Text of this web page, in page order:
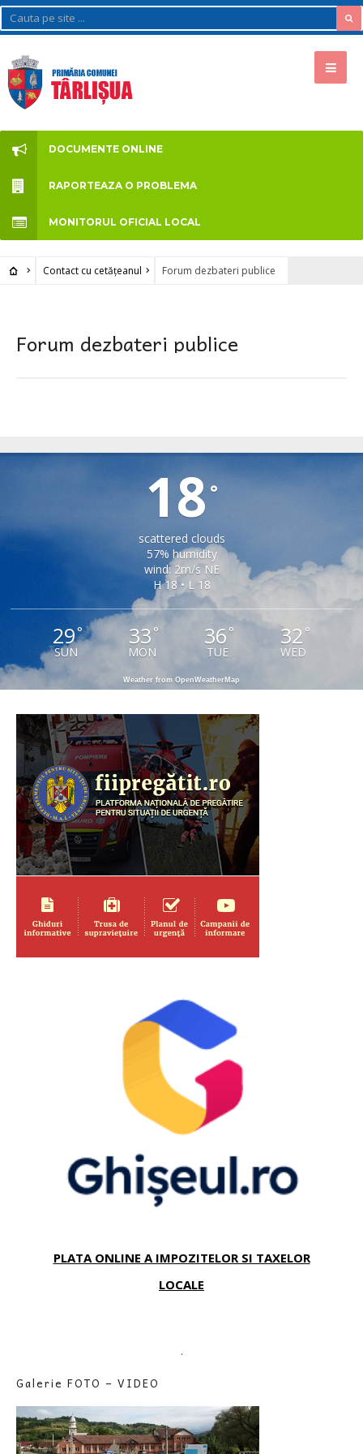
DOCUMENTE ONLINE
RAPORTEAZA O PROBLEMA
MONITORUL OFICIAL LOCAL
Contact cu cetățeanul Forum dezbateri publice
Forum dezbateri publice
18°
scattered clouds
57% humidity
wind: 2m/s NE
H 18 • L 18
29°
SUN
33 °
MON
36 °
TUE
32 °
WED
Weather from OpenWeatherMap
PLATA ONLINE A IMPOZITELOR SI TAXELOR
LOCALE
.
Galerie FOTO – VIDEO